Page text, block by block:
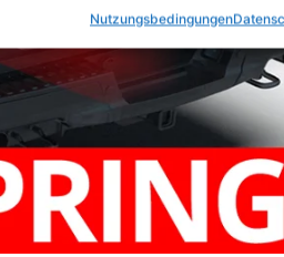
Nutzungsbedingungen